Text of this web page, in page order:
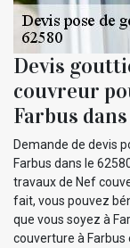
Devis
couvreur
Farbus
Demande de devis
Farbus dans le
travaux de Nef
fait, vous pouvez
que vous soyez à
couverture à Farbus